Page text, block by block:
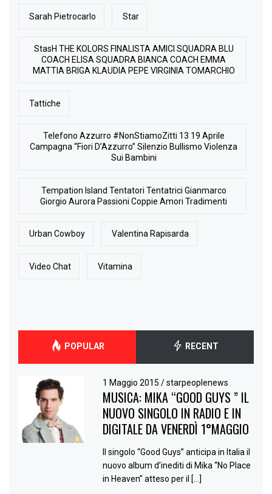
Sarah Pietrocarlo Star
StasH THE KOLORS FINALISTA AMICI SQUADRA BLU
COACH ELISA SQUADRA BIANCA COACH EMMA
MATTIA BRIGA KLAUDIA PEPE VIRGINIA TOMARCHIO
Tattiche
Telefono Azzurro #NonStiamoZitti 13 19 Aprile
Campagna “Fiori D’Azzurro” Silenzio Bullismo Violenza
Sui Bambini
Tempation Island Tentatori Tentatrici Gianmarco
Giorgio Aurora Passioni Coppie Amori Tradimenti
Urban Cowboy Valentina Rapisarda
Video Chat Vitamina
POPULAR RECENT
1 Maggio 2015/ starpeoplenews
MUSICA: MIKA “GOOD GUYS ” IL
NUOVO SINGOLO IN RADIO E IN
DIGITALE DA VENERDÌ 1°MAGGIO
Il singolo “Good Guys” anticipa in Italia il
nuovo album d’inediti di Mika “No Place
in Heaven” atteso per il […]